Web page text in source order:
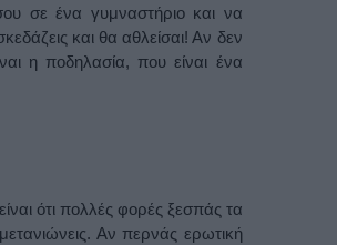
σε ένα γυμναστήριο και να
και θα αθλείσαι! Αν δεν
η ποδηλασία, που είναι ένα
ότι πολλές φορές ξεσπάς τα
Αν περνάς ερωτική